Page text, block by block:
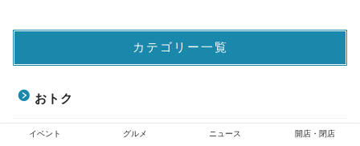
カテゴリー一覧
おトク
お知らせ
イベント グルメ ニュース 開店・閉店